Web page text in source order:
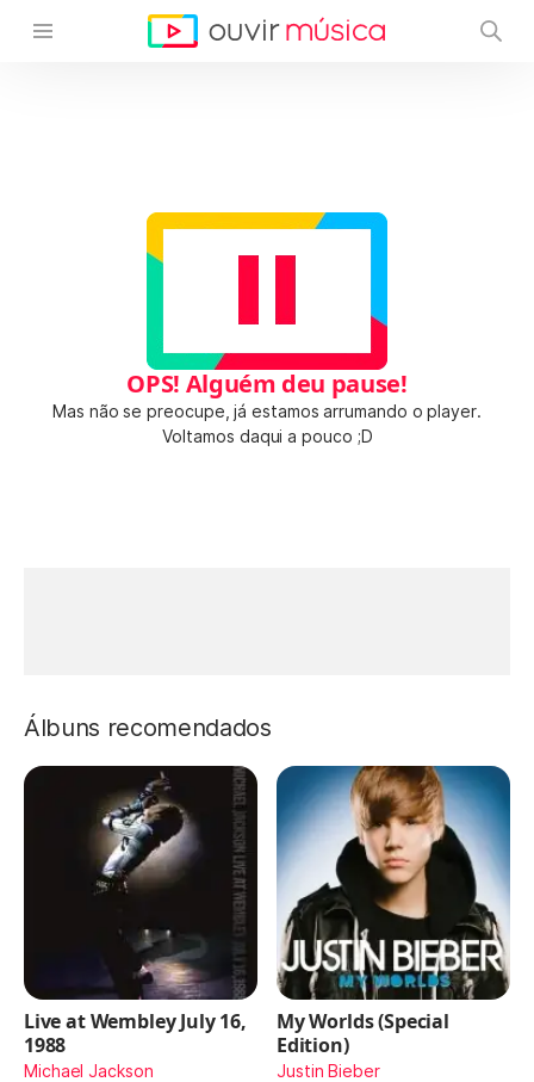
OPS! Alguém deu pause!
Mas não se preocupe, já estamos arrumando o player.
Voltamos daqui a pouco ;D
Álbuns recomendados
Live at Wembley July 16,
1988
Michael Jackson
My Worlds (Special
Edition)
Justin Bieber